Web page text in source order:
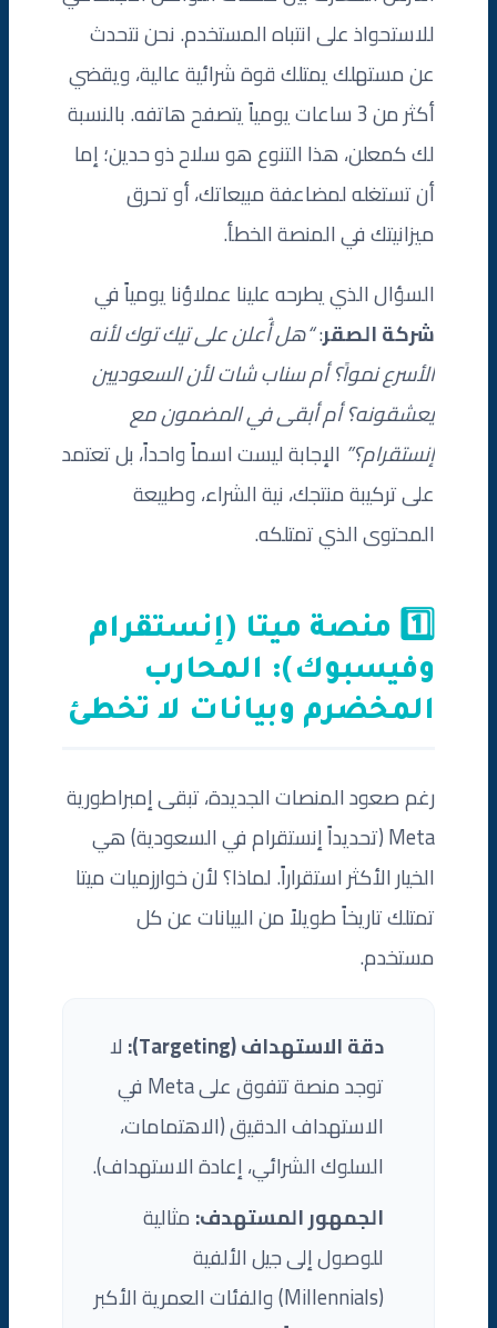
للاستحواذ على انتباه المستخدم. نحن نتحدث
عن مستهلك يمتلك قوة شرائية عالية، ويقضي
أكثر من 3 ساعات يومياً يتصفح هاتفه. بالنسبة
لك كمعلن، هذا التنوع هو سلاح ذو حدين؛ إما
أن تستغله لمضاعفة مبيعاتك، أو تحرق
ميزانيتك في المنصة الخطأ.
السؤال الذي يطرحه علينا عملاؤنا يومياً في
شركة الصقر:“هل أُعلن على تيك توك لأنه
الأسرع نمواً؟ أم سناب شات لأن السعوديين
يعشقونه؟ أم أبقى في المضمون مع
إنستقرام؟” الإجابة ليست اسماً واحداً، بل تعتمد
على تركيبة منتجك، نية الشراء، وطبيعة
المحتوى الذي تمتلكه.
1️⃣ منصة ميتا (إنستقرام
وفيسبوك): المحارب
المخضرم وبيانات لا تخطئ
رغم صعود المنصات الجديدة، تبقى إمبراطورية
Meta (تحديداً إنستقرام في السعودية) هي
الخيار الأكثر استقراراً. لماذا؟ لأن خوارزميات ميتا
تمتلك تاريخاً طويلاً من البيانات عن كل
مستخدم.
دقة الاستهداف (Targeting):
لا
توجد منصة تتفوق على Meta في
الاستهداف الدقيق (الاهتمامات،
السلوك الشرائي، إعادة الاستهداف).
الجمهور المستهدف: مثالية
للوصول إلى جيل الألفية
(Millennials) والفئات العمرية الأكبر